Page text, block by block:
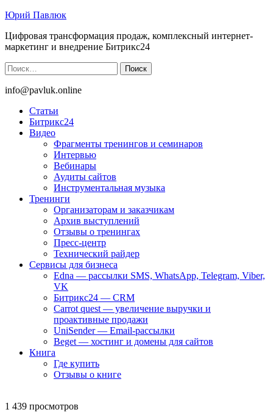
Юрий Павлюк
Цифровая трансформация продаж, комплексный интернет-
маркетинг и внедрение Битрикс24
Найти:
info@pavluk.online
Статьи
Битрикс24
Видео
Фрагменты тренингов и семинаров
Интервью
Вебинары
Аудиты сайтов
Инструментальная музыка
Тренинги
Организаторам и заказчикам
Архив выступлений
Отзывы о тренингах
Пресс-центр
Технический райдер
Сервисы для бизнеса
Edna — рассылки SMS, WhatsApp, Telegram, Viber,
VK
Битрикс24 — CRM
Carrot quest — увеличение выручки и
проактивные продажи
UniSender — Email-рассылки
Beget — хостинг и домены для сайтов
Книга
Где купить
Отзывы о книге
1 439 просмотров